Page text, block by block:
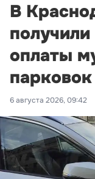
В
оплаты
парковок
6 августа 2026, 09:42